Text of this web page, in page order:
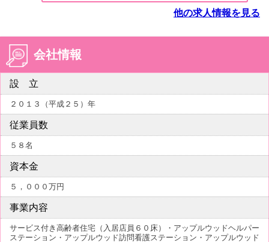
他の求人情報を見る
会社情報
設 立
２０１３（平成２５）年
従業員数
５８名
資本金
５，０００万円
事業内容
サービス付き高齢者住宅（入居店員６０床）・アップルウッドヘルパー
ステーション・アップルウッド訪問看護ステーション・アップルウッド